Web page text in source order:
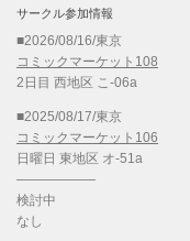
サークル参加情報
■2026/08/16/東京
コミックマーケット108
2日目 西地区 こ-06a
■2025/08/17/東京
コミックマーケット106
日曜日 東地区 オ-51a
——————
検討中
なし